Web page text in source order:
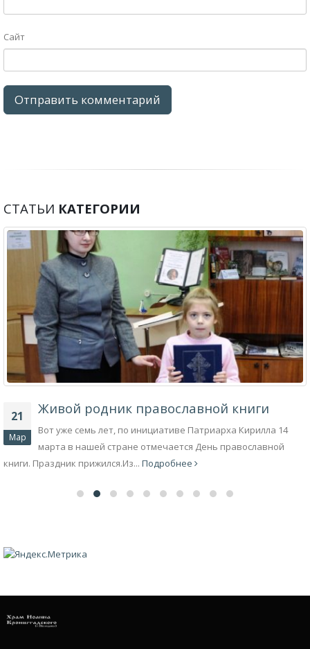
Сайт
СТАТЬИ КАТЕГОРИИ
21
Мар
Живой родник православной книги
Вот уже семь лет, по инициативе Патриарха Кирилла 14
марта в нашей стране отмечается День православной
книги. Праздник прижился.Из... Подробнее